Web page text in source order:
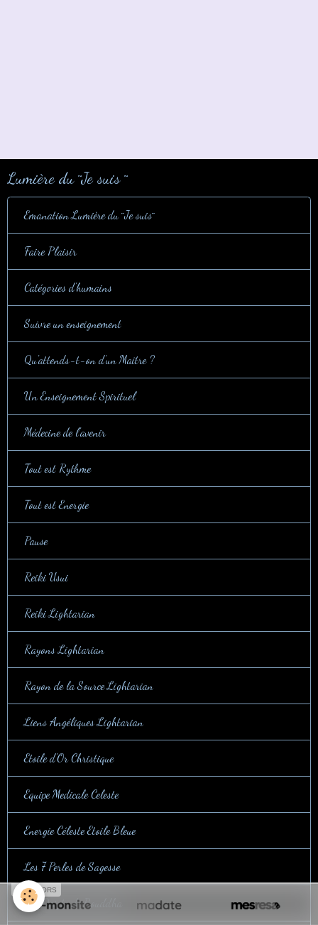
Lumière du ¨Je suis ¨
Emanation Lumière du ¨Je suis¨
Faire Plaisir
Catégories d'humains
Suivre un enseignement
Qu'attends-t-on d'un Maître ?
Un Enseignement Spirituel
Médecine de l'avenir
Tout est Rythme
Tout est Energie
Pause
Reiki Usui
Reiki Lightarian
Rayons Lightarian
Rayon de la Source Lightarian
Liens Angéliques Lightarian
Etoile d'Or Christique
Equipe Medicale Celeste
Energie Céleste Etoile Bleue
Les 7 Perles de Sagesse
Dix Doigts de Bouddha
SPONSORS